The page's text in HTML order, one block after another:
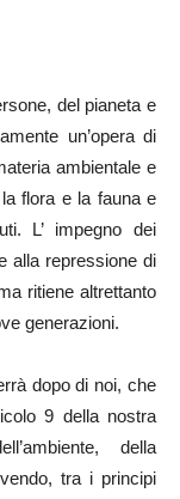
del pianeta e
un’opera di
ambientale e
flora e la fauna e
L’ impegno dei
alla repressione di
ritiene altrettanto
generazioni.
dopo di noi, che
9 della nostra
della
tra i principi